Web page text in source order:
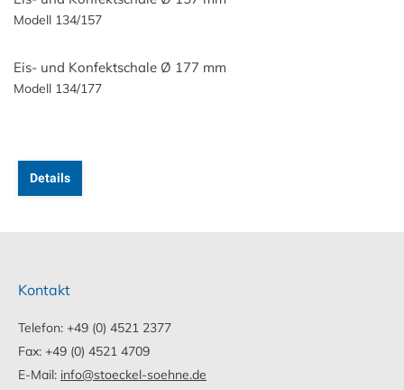
Modell 134/157
Eis- und Konfektschale Ø 177 mm
Modell 134/177
Details
Kontakt
Telefon: +49 (0) 4521 2377
Fax: +49 (0) 4521 4709
E-Mail: info@stoeckel-soehne.de